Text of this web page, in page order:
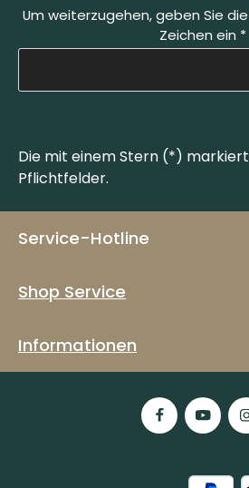
Um weiterzugehen, geben Sie
Zeichen ein *
Die mit einem Stern (*)
Pflichtfelder.
Service-Hotline
Shop Service
Informationen